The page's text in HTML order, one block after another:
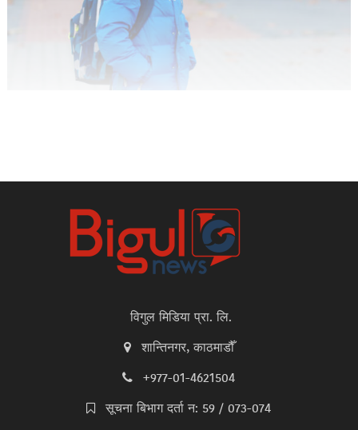
विगुल मिडिया प्रा. लि.
शान्तिनगर, काठमाडौँ
+977-01-4621504
सूचना बिभाग दर्ता न: 59 / 073-074